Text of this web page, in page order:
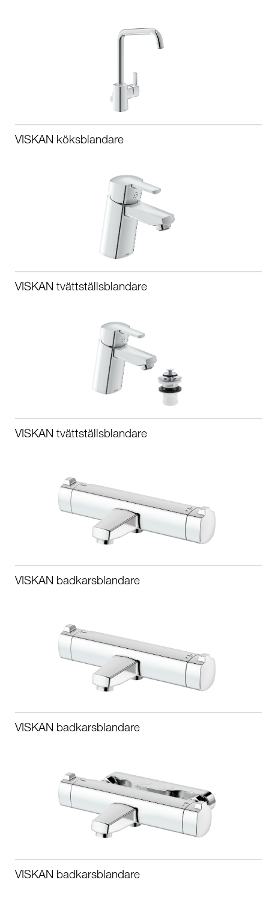
VISKAN köksblandare
VISKAN tvättställsblandare
VISKAN tvättställsblandare
VISKAN badkarsblandare
VISKAN badkarsblandare
VISKAN badkarsblandare